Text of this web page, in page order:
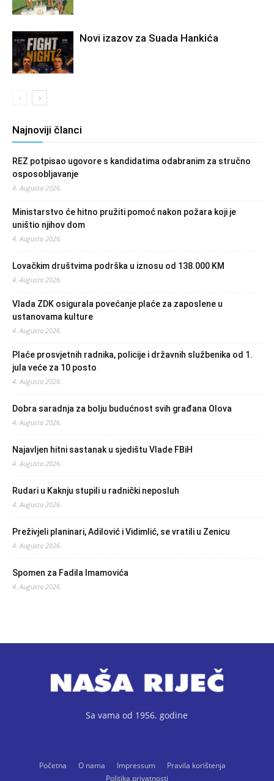
Novi izazov za Suada Hankića
Najnoviji članci
REZ potpisao ugovore s kandidatima odabranim za stručno
osposobljavanje
4. Augusta 2026.
Ministarstvo će hitno pružiti pomoć nakon požara koji je
uništio njihov dom
4. Augusta 2026.
Lovačkim društvima podrška u iznosu od 138.000 KM
4. Augusta 2026.
Vlada ZDK osigurala povećanje plaće za zaposlene u
ustanovama kulture
4. Augusta 2026.
Plaće prosvjetnih radnika, policije i državnih službenika od 1.
jula veće za 10 posto
4. Augusta 2026.
Dobra saradnja za bolju budućnost svih građana Olova
4. Augusta 2026.
Najavljen hitni sastanak u sjedištu Vlade FBiH
4. Augusta 2026.
Rudari u Kaknju stupili u radnički neposluh
4. Augusta 2026.
Preživjeli planinari, Adilović i Vidimlić, se vratili u Zenicu
4. Augusta 2026.
Spomen za Fadila Imamovića
4. Augusta 2026.
Sa vama od 1956. godine
Početna O nama Impressum
Pravila korištenja
Politika privatnosti